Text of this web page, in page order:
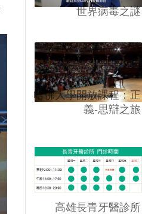
世界病毒之謎
哈佛大學開放課程：正
義-思辯之旅
高雄長青牙醫診所